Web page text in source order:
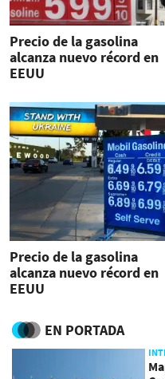
Precio de la gasolina
alcanza nuevo récord en
EEUU
Precio de la gasolina
alcanza nuevo récord en
EEUU
EN PORTADA